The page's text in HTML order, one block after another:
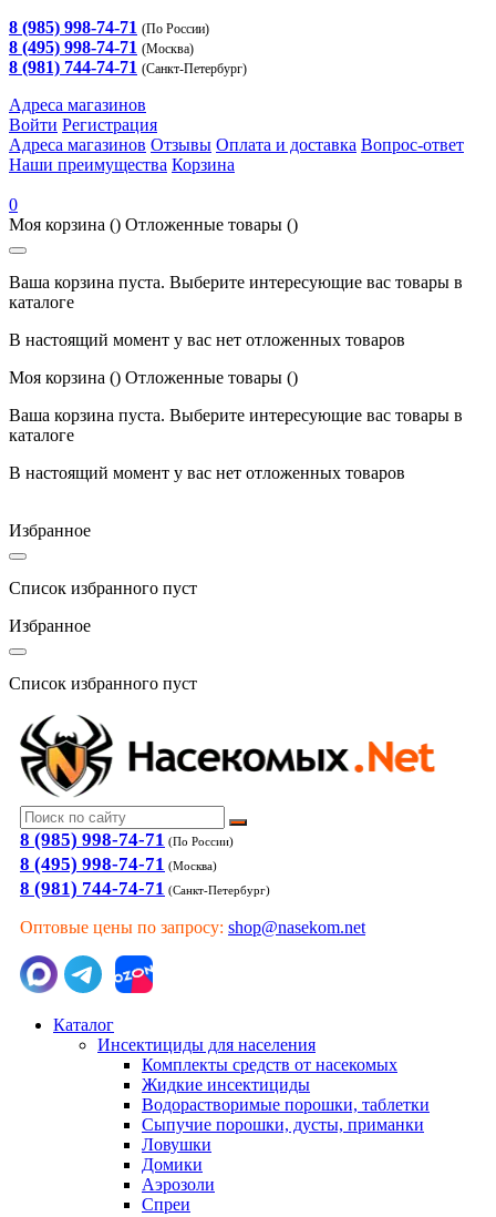
8 (985) 998-74-71 (По России)
8 (495) 998-74-71 (Москва)
8 (981) 744-74-71 (Санкт-Петербург)
Адреса магазинов
Войти Регистрация
Адреса магазинов Отзывы Оплата и доставка Вопрос-ответ
Наши преимущества Корзина
0
Моя корзина () Отложенные товары ()
Ваша корзина пуста. Выберите интересующие вас товары в
каталоге
В настоящий момент у вас нет отложенных товаров
Моя корзина () Отложенные товары ()
Ваша корзина пуста. Выберите интересующие вас товары в
каталоге
В настоящий момент у вас нет отложенных товаров
Избранное
Список избранного пуст
Избранное
Список избранного пуст
8 (985) 998-74-71 (По России)
8 (495) 998-74-71 (Москва)
8 (981) 744-74-71 (Санкт-Петербург)
Оптовые цены по запросу: shop@nasekom.net
Каталог
Инсектициды для населения
Комплекты средств от насекомых
Жидкие инсектициды
Водорастворимые порошки, таблетки
Сыпучие порошки, дусты, приманки
Ловушки
Домики
Аэрозоли
Спреи